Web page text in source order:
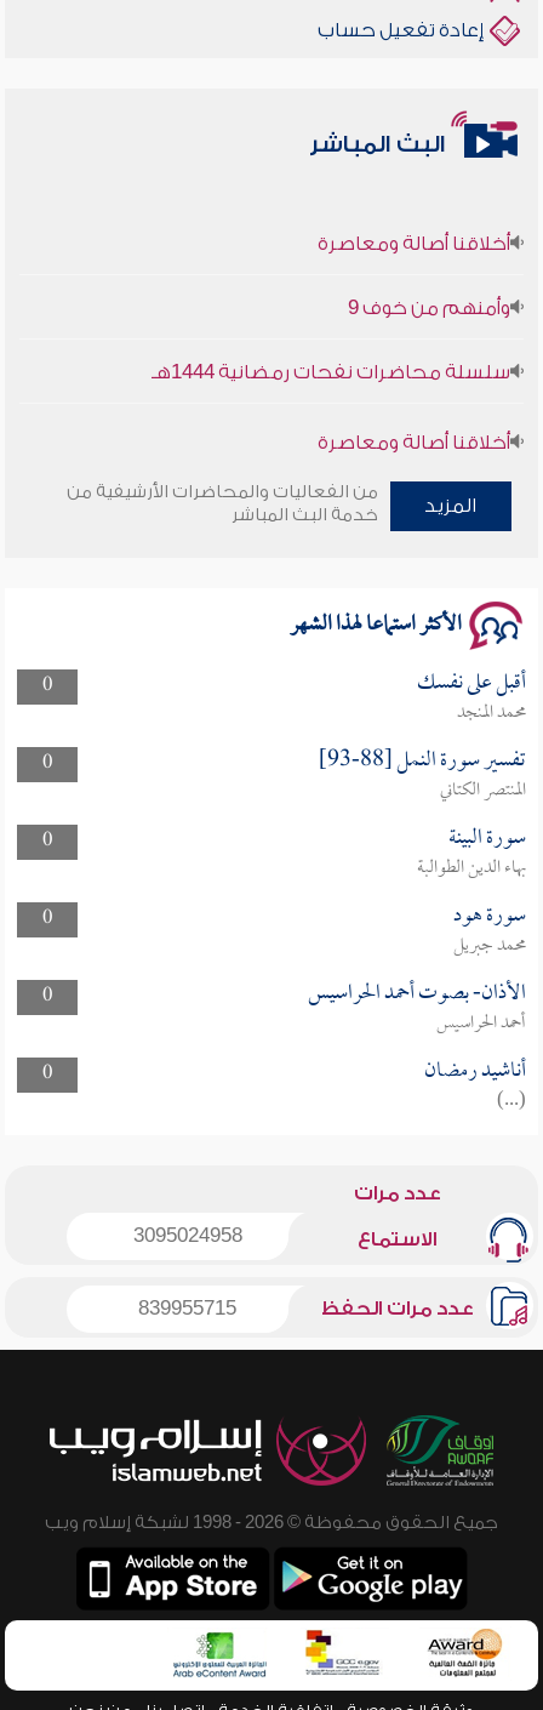
إعادة تفعيل حساب
البث المباشر
أخلاقنا أصالة ومعاصرة
وأمنهم من خوف 9
سلسلة محاضرات نفحات رمضانية 1444هـ
أخلاقنا أصالة ومعاصرة
وأمنهم من خوف 9
المزيد
من الفعاليات والمحاضرات الأرشيفية من
خدمة البث المباشر
الأكثر استماعا لهذا الشهر
0 أقبل على نفسك
محمد المنجد
0
تفسير سورة النمل [88-93]
المنتصر الكتاني
0
سورة البينة
بهاء الدين الطوالبة
0
سورة هود
محمد جبريل
0
الأذان- بصوت أحمد الحراسيس
أحمد الحراسيس
0
أناشيد رمضان
(...)
عدد مرات
الاستماع 3095024958
عدد مرات الحفظ 839955715
جميع الحقوق محفوظة © 2026 - 1998 لشبكة إسلام ويب